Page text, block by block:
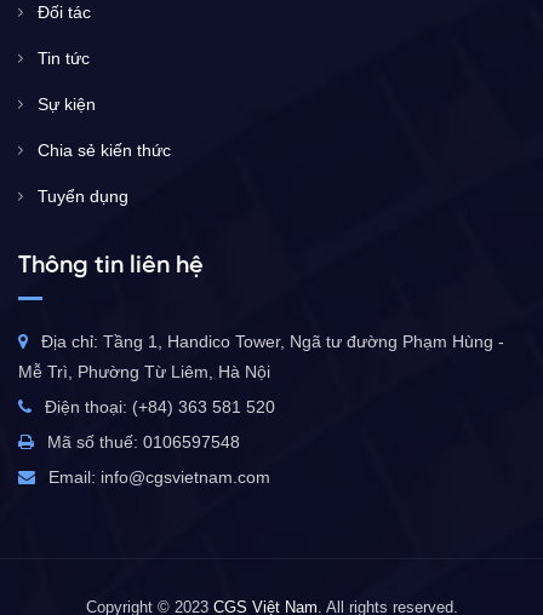
Đối tác
Tin tức
Sự kiện
Chia sẻ kiến thức
Tuyển dụng
Thông tin liên hệ
Địa chỉ: Tầng 1, Handico Tower, Ngã tư đường Phạm Hùng -
Mễ Trì, Phường Từ Liêm, Hà Nội
Điện thoại: (+84) 363 581 520
Mã số thuế: 0106597548
Email: info@cgsvietnam.com
Copyright © 2023 CGS Việt Nam . All rights reserved.